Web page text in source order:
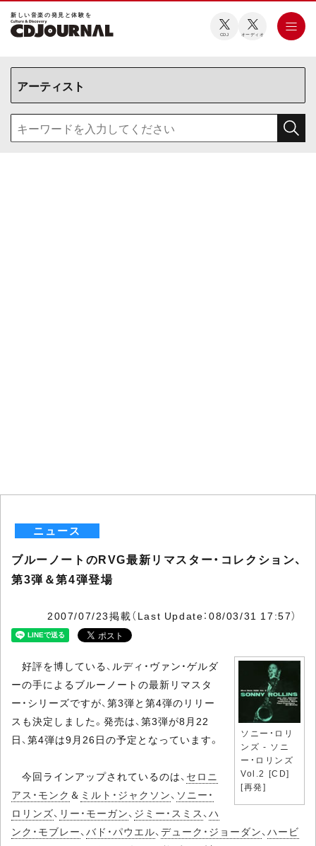
新しい⾳楽の発⾒と体験を
CDJ オーディオ
ニュース
ブルーノートのRVG最新リマスター・コレクション、
第3弾＆第4弾登場
2007/07/23掲載（Last Update：08/03/31 17:57）
ソニー・ロリ
ンズ - ソニ
ー・ロリンズ
Vol.2 [CD]
[再発]
好評を博している、ルディ・ヴァン・ゲルダ
ーの手によるブルーノートの最新リマスタ
ー・シリーズですが、第3弾と第4弾のリリー
スも決定しました。発売は、第3弾が8月22
日、第4弾は9月26日の予定となっています。
今回ラインアップされているのは、 セロニ
アス・モンク ＆ ミルト・ジャクソン、 ソニー・
ロリンズ、 リー・モーガン、 ジミー・スミス 、ハ
ンク・モブレー、バド・パウエル、デューク・ジョーダン、ハービ